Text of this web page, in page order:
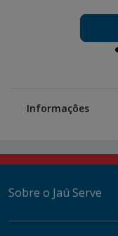
to
cart
Information
Informações
Sobre o Jaú Serve